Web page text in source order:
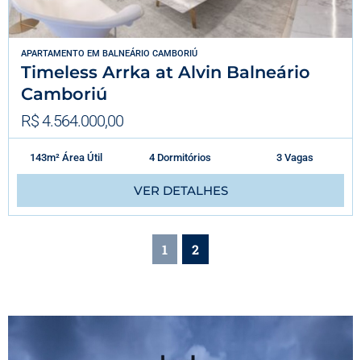
APARTAMENTO EM BALNEÁRIO CAMBORIÚ
Timeless Arrka at Alvin Balneário
Camboriú
R$ 4.564.000,00
143m² Área Útil 4 Dormitórios 3 Vagas
VER DETALHES
1 2